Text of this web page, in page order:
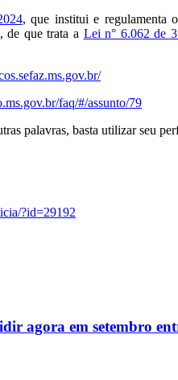
, que institui e regulamenta
de que trata a Lei n° 6.062 de
faq/#/assunto/79
palavras, basta utilizar seu
?id=29192
agora em setembro